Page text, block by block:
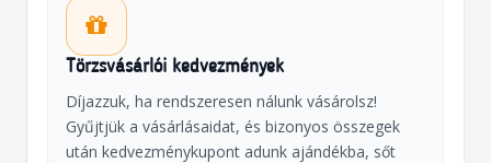
Törzsvásárlói kedvezmények
Díjazzuk, ha rendszeresen nálunk vásárolsz!
Gyűjtjük a vásárlásaidat, és bizonyos összegek
után kedvezménykupont adunk ajándékba, sőt